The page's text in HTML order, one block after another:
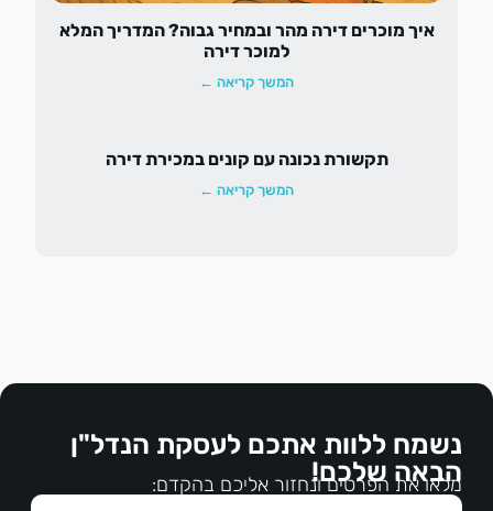
איך מוכרים דירה מהר ובמחיר גבוה? המדריך המלא
למוכר דירה
המשך קריאה ←
תקשורת נכונה עם קונים במכירת דירה
המשך קריאה ←
נשמח ללוות אתכם לעסקת הנדל"ן
הבאה שלכם!
מלאו את הפרטים ונחזור אליכם בהקדם: